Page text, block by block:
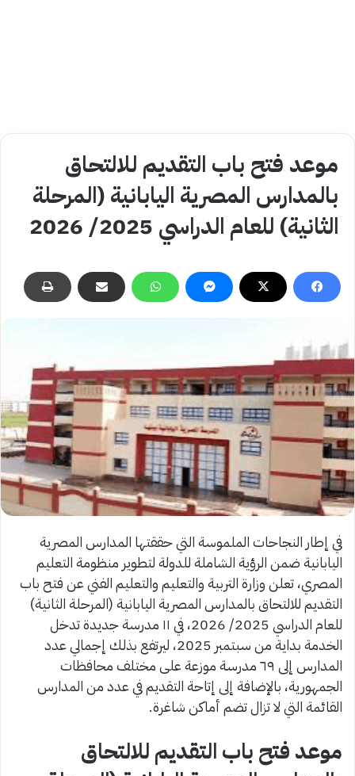
موعد فتح باب التقديم للالتحاق
بالمدارس المصرية اليابانية (المرحلة
الثانية) للعام الدراسي 2025/ 2026
في إطار النجاحات الملموسة التي حققتها المدارس المصرية
اليابانية ضمن الرؤية الشاملة للدولة لتطوير منظومة التعليم
المصري، تعلن وزارة التربية والتعليم والتعليم الفني عن فتح باب
التقديم للالتحاق بالمدارس المصرية اليابانية (المرحلة الثانية)
للعام الدراسي 2025/ 2026، في ١١ مدرسة جديدة تدخل
الخدمة بداية من سبتمبر 2025، ليرتفع بذلك إجمالي عدد
المدارس إلى ٦٩ مدرسة موزعة على مختلف محافظات
الجمهورية، بالإضافة إلى إتاحة التقديم في عدد من المدارس
القائمة التي لا تزال تضم أماكن شاغرة.
موعد فتح باب التقديم للالتحاق